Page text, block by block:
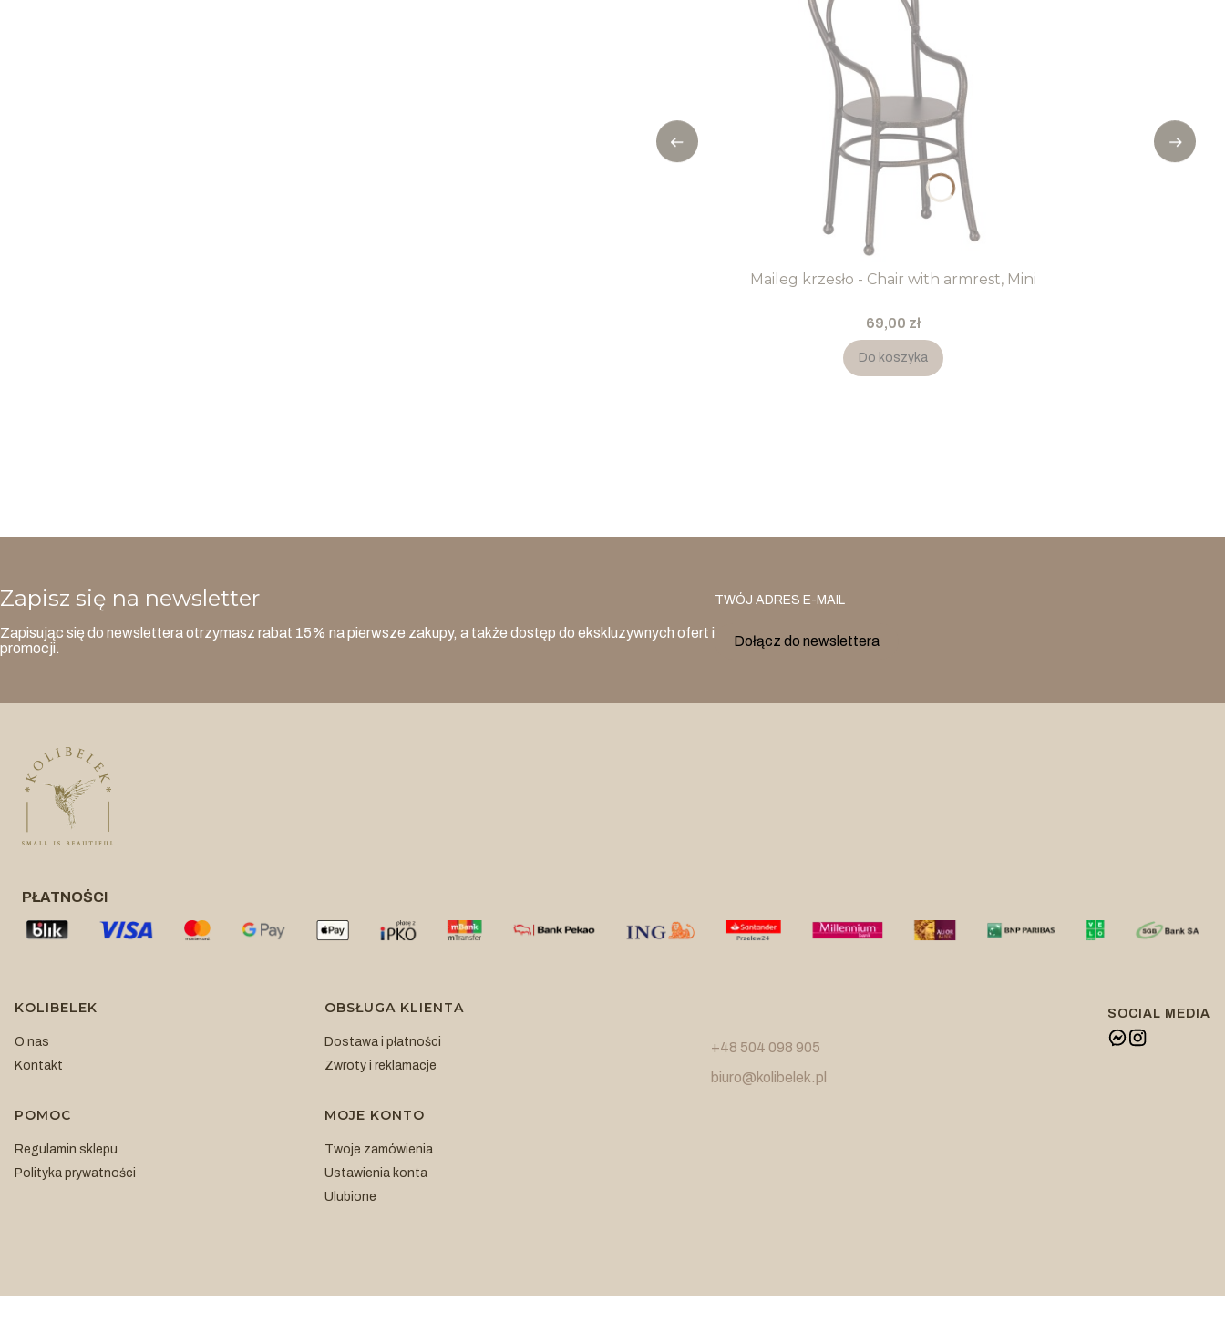
Maileg krzesło - Chair with armrest, Mini
Cena
69,00 zł
Do koszyka
Zapisz się na newsletter
Zapisując się do newslettera otrzymasz rabat 15% na pierwsze zakupy, a także dostęp do ekskluzywnych ofert i
promocji.
TWÓJ ADRES E-MAIL
Dołącz do newslettera
PŁATNOŚCI
Linki w stopce
KOLIBELEK
O nas
Kontakt
OBSŁUGA KLIENTA
Dostawa i płatności
Zwroty i reklamacje
POMOC
Regulamin sklepu
Polityka prywatności
MOJE KONTO
Twoje zamówienia
Ustawienia konta
Ulubione
+48 504 098 905
biuro@kolibelek.pl
SOCIAL MEDIA